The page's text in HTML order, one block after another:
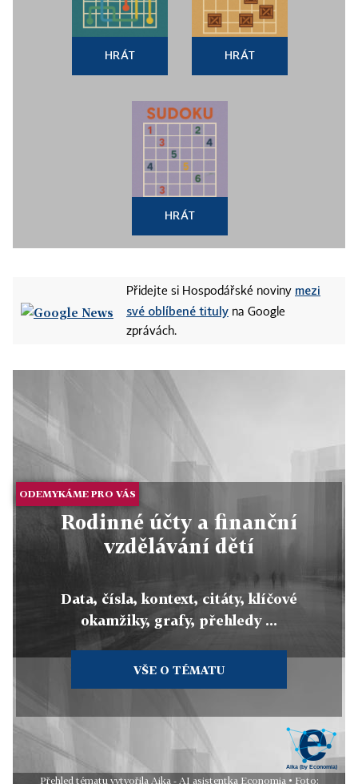
HRÁT HRÁT
HRÁT
Přidejte si Hospodářské noviny mezi
své oblíbené tituly na Google
zprávách.
ODEMYKÁME PRO VÁS
Rodinné účty a finanční
vzdělávání dětí
Data, čísla, kontext, citáty, klíčové
okamžiky, grafy, přehledy ...
VŠE O TÉMATU
Přehled tématu vytvořila Aika - AI asistentka Economia • Foto: